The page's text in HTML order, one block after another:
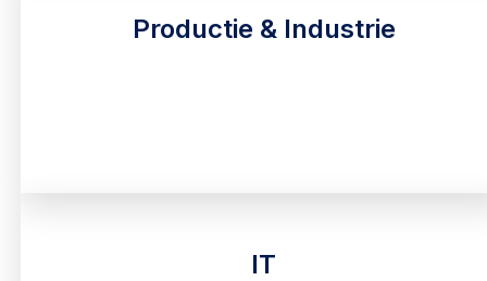
Productie & Industrie
IT